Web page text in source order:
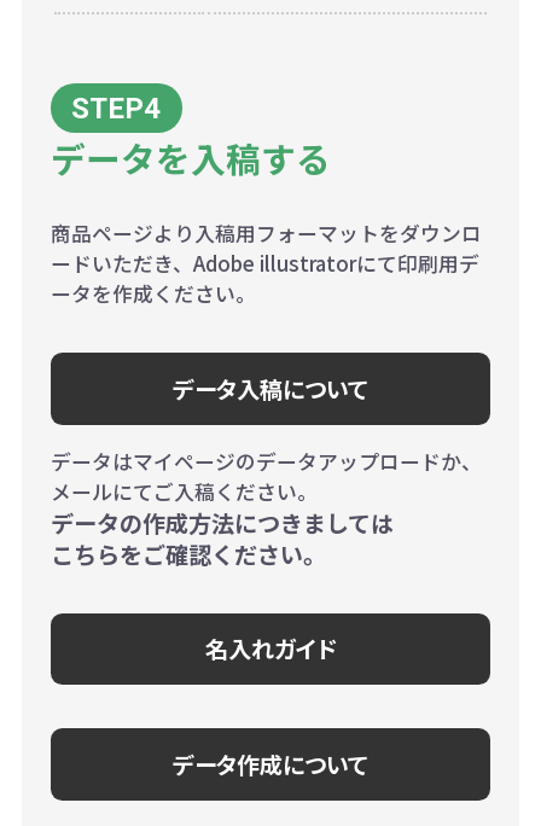
データを入稿する
商品ページより入稿用フォーマットをダウンロ
ードいただき、Adobe illustratorにて印刷用デ
ータを作成ください。
データ入稿について
データはマイページのデータアップロードか、
メールにてご入稿ください。
データの作成方法につきましては
こちらをご確認ください。
名入れガイド
データ作成について